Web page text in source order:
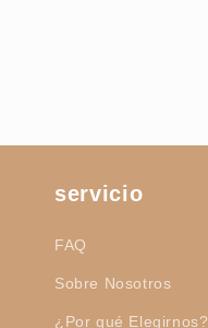
servicio
FAQ
Sobre Nosotros
¿Por qué Elegirnos?